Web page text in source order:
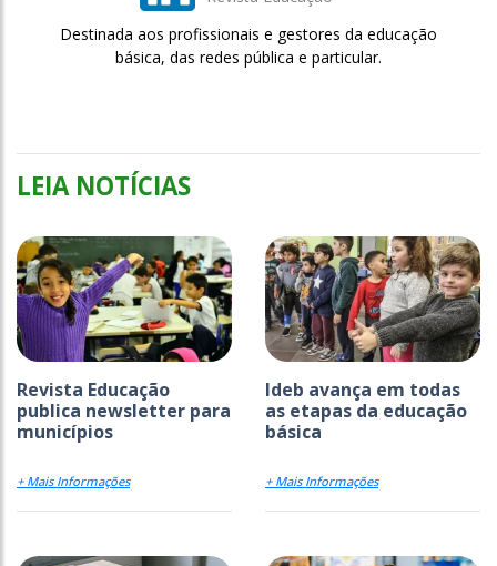
Destinada aos profissionais e gestores da educação
básica, das redes pública e particular.
LEIA NOTÍCIAS
Revista Educação
publica newsletter para
municípios
+ Mais Informações
Ideb avança em todas
as etapas da educação
básica
+ Mais Informações